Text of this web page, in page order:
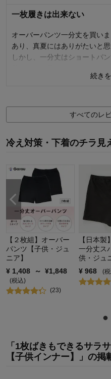
一枚履きは出来ない
オーバーパンツ一分丈を買い
あり、真夏にはありがたいと思
しかし、一分丈はショートパ
は足を上げると丸見えになり
3分丈は売り切れ。一分丈は
たので、普通のパンツとして
商品のご購入、ならびにレビュー
ことを深くお詫び申し上げます。
を軽減できるようクロッチ付きの
けるオーバーパンツとして開発い
は、着用実験を重ね、適度な伸縮
で製品化しておりました。ですが
型や動きによっては、足回りに隙
後の商品開発の参考とさせていた
しましたことを重ねてお詫び申し
度の高い商品をお届けできるよ
見ありがとうございました。
体型：
品質：
お子さまのお気に入り度：
続き
すべてのレ
冷え対策・下着のチラ
【２枚組】オーバー
パンツ【子供・ジュ
ニア】
¥ 1,408 ～ ¥1,848
(税込)
(23)
【日本製
一分丈ス
供・ジュ
¥ 968
(
「1枚ばきもできるサラ
【子供インナー】」の掲